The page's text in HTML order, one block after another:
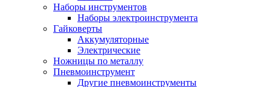
Наборы инструментов
Наборы электроинструмента
Гайковерты
Аккумуляторные
Электрические
Ножницы по металлу
Пневмоинструмент
Другие пневмоинструменты